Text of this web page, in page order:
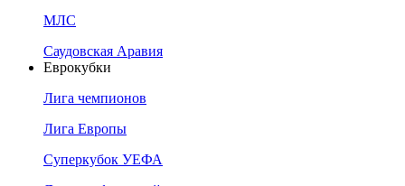
МЛС
Саудовская Аравия
Еврокубки
Лига чемпионов
Лига Европы
Суперкубок УЕФА